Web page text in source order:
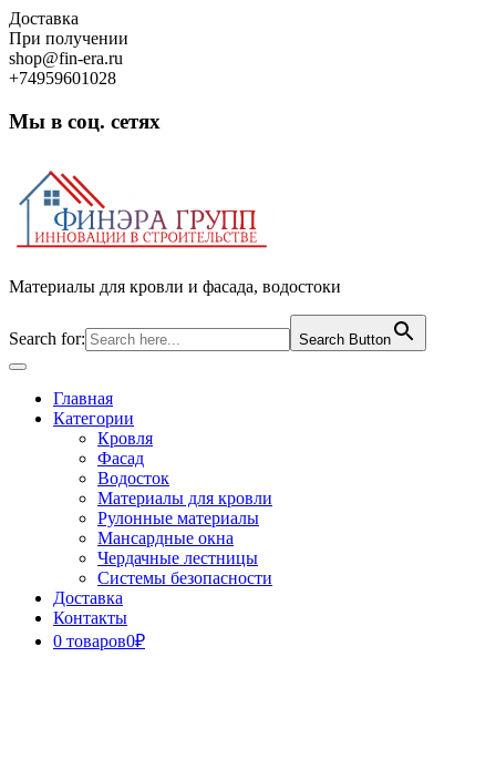
Skip
to
content
Доставка
При получении
shop@fin-era.ru
+74959601028
Мы в соц. сетях
Материалы для кровли и фасада, водостоки
Search for: Search Button
Open
ButtonГлавная
Категории
Кровля
Фасад
Водосток
Материалы для кровли
Рулонные материалы
Мансардные окна
Чердачные лестницы
Системы безопасности
Доставка
Контакты
0 товаров0₽